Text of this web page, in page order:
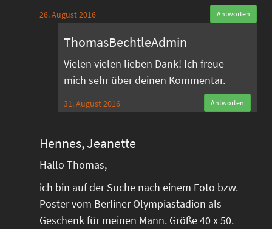
26. August 2016 Antworten
ThomasBechtleAdmin
Vielen vielen lieben Dank! Ich freue
mich sehr über deinen Kommentar.
31. August 2016 Antworten
Hennes, Jeanette
Hallo Thomas,
ich bin auf der Suche nach einem Foto bzw.
Poster vom Berliner Olympiastadion als
Geschenk für meinen Mann. Größe 40 x 50.